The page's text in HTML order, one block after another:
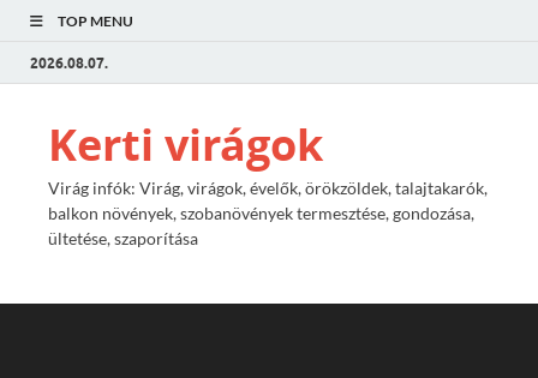
TOP MENU
2026.08.07.
Kerti virágok
Virág infók: Virág, virágok, évelők, örökzöldek, talajtakarók,
balkon növények, szobanövények termesztése, gondozása,
ültetése, szaporítása